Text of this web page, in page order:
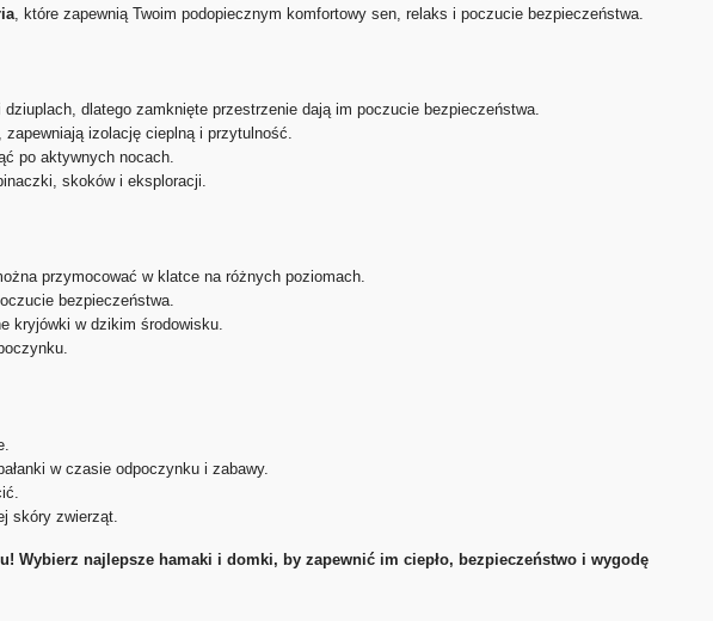
, które zapewnią Twoim podopiecznym komfortowy sen, relaks i poczucie bezpieczeństwa.
dlatego zamknięte przestrzenie dają im poczucie bezpieczeństwa.
izolację cieplną i przytulność.
po aktywnych nocach.
skoków i eksploracji.
przymocować w klatce na różnych poziomach.
bezpieczeństwa.
kryjówki w dzikim środowisku.
w czasie odpoczynku i zabawy.
skóry zwierząt.
Wybierz najlepsze hamaki i domki, by zapewnić im ciepło, bezpieczeństwo i wygodę